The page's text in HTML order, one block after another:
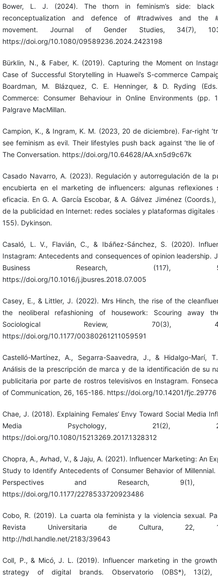
Bower, L. J. (2024). The thorn in feminism’s side: black
reconceptualization and defence of #tradwives and the
movement. Journal of Gender Studies, 34(7),
https://doi.org/10.1080/09589236.2024.2423198
Bürklin, N., & Faber, K. (2019). Capturing the Moment on
Case of Successful Storytelling in Huawei’s S-commerce
Boardman, M. Blázquez, C. E. Henninger, & D. Ryding
Commerce: Consumer Behaviour in Online Environments (pp.
Palgrave MacMillan.
Campion, K., & Ingram, K. M. (2023, 20 de diciembre). Far-right
see feminism as evil. Their lifestyles push back against ‘the lie of
The Conversation. https://doi.org/10.64628/AA.xn5d9c67k
Casado Navarro, A. (2023). Regulación y autorregulación de la
encubierta en el marketing de influencers: algunas reflexiones
eficacia. En G. A. García Escobar, & A. Gálvez Jiménez
de la publicidad en Internet: redes sociales y plataformas digitales
155). Dykinson.
Casaló, L. V., Flavián, C., & Ibáñez-Sánchez, S. (2020).
Instagram: Antecedents and consequences of opinion leadership.
Business Research, (117),
https://doi.org/10.1016/j.jbusres.2018.07.005
Casey, E., & Littler, J. (2022). Mrs Hinch, the rise of the
the neoliberal refashioning of housework: Scouring away
Sociological Review, 70(3),
https://doi.org/10.1177/00380261211059591
Castelló-Martínez, A., Segarra-Saavedra, J., & Hidalgo-Marí,
Análisis de la prescripción de marca y de la identificación de su
publicitaria por parte de rostros televisivos en Instagram.
of Communication, 26, 165-186. https://doi.org/10.14201/fjc.29776
Chae, J. (2018). Explaining Females’ Envy Toward Social Media
Media Psychology, 21(2), 246-
https://doi.org/10.1080/15213269.2017.1328312
Chopra, A., Avhad, V., & Jaju, A. (2021). Influencer Marketing: An
Study to Identify Antecedents of Consumer Behavior of Millennial.
Perspectives and Research, 9(1),
https://doi.org/10.1177/2278533720923486
Cobo, R. (2019). La cuarta ola feminista y la violencia sexual.
Revista Universitaria de Cultura, 22,
http://hdl.handle.net/2183/39643
Coll, P., & Micó, J. L. (2019). Influencer marketing in the
strategy of digital brands. Observatorio (OBS*), 13(2),